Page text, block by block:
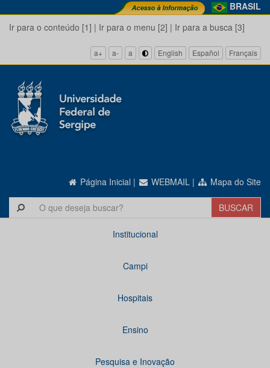
BRASIL
Ir para o conteúdo [1] | Ir para o menu [2] | Ir para a busca [3]
a+ a- a English Español Français
Página Inicial | WEBMAIL | Mapa do Site
Institucional
Campi
Hospitais
Ensino
Pesquisa e Inovação